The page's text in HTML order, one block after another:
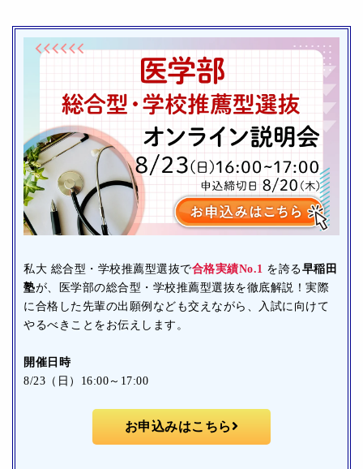
私大 総合型・学校推薦型選抜で合格実績No.1 を誇る早稲田
塾が、医学部の総合型・学校推薦型選抜を徹底解説！実際
に合格した先輩の出願例なども交えながら、入試に向けて
やるべきことをお伝えします。
開催日時
8/23（日）16:00～17:00
お申込みはこちら